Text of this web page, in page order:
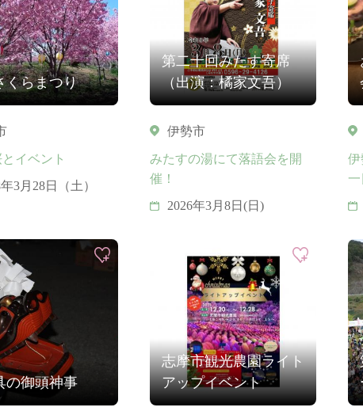
くらまつり
イベント
3月28日（土）
第二十回みたす寄席
（出演：橘家文吾）
伊勢市
みたすの湯にて落語会を開
催！
2026年3月8日(日)
伊
一
の御頭神事
志摩市観光農園ライト
アップイベント